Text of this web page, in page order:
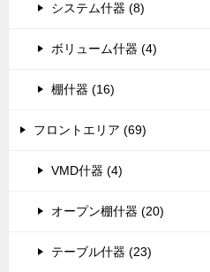
システム什器 (8)
ボリューム什器 (4)
棚什器 (16)
フロントエリア (69)
VMD什器 (4)
オープン棚什器 (20)
テーブル什器 (23)